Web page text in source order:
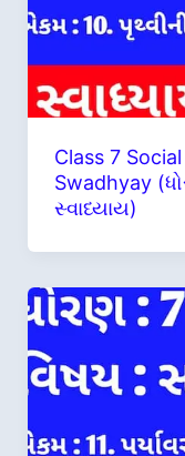
Class 7
Swadhyay
સ્વાધ્યાય)